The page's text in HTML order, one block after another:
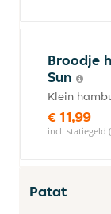
Broodje
Sun
Klein
€ 11,99
incl. statiegeld
Patat